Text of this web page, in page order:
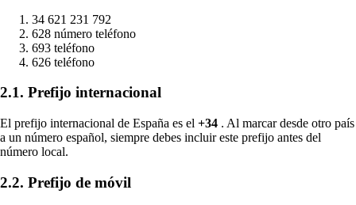
34 621 231 792
628 número teléfono
693 teléfono
626 teléfono
2.1. Prefijo internacional
El prefijo internacional de España es el +34 . Al marcar desde otro país
a un número español, siempre debes incluir este prefijo antes del
número local.
2.2. Prefijo de móvil